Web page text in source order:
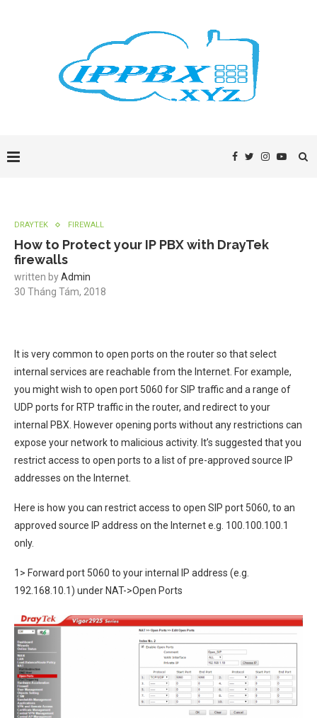
DRAYTEK FIREWALL
How to Protect your IP PBX with DrayTek
firewalls
written byAdmin
30 Tháng Tám, 2018
It is very common to open ports on the router so that select
internal services are reachable from the Internet. For example,
you might wish to open port 5060 for SIP traffic and a range of
UDP ports for RTP traffic in the router, and redirect to your
internal PBX. However opening ports without any restrictions can
expose your network to malicious activity. It’s suggested that you
restrict access to open ports to a list of pre-approved source IP
addresses on the Internet.
Here is how you can restrict access to open SIP port 5060, to an
approved source IP address on the Internet e.g. 100.100.100.1
only.
1> Forward port 5060 to your internal IP address (e.g.
192.168.10.1) under NAT->Open Ports